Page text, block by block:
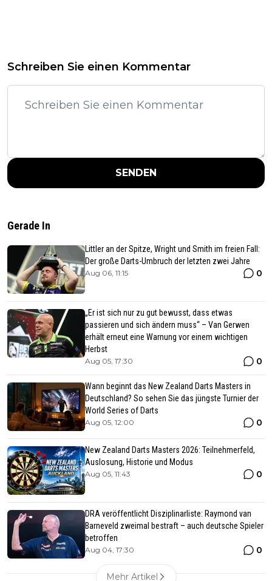
Schreiben Sie einen Kommentar
SENDEN
Gerade In
Littler an der Spitze, Wright und Smith im freien Fall:
Der große Darts-Umbruch der letzten zwei Jahre
Aug 06, 11:15 0
„Er ist sich nur zu gut bewusst, dass etwas
passieren und sich ändern muss“ – Van Gerwen
erhält erneut eine Warnung vor einem wichtigen
Herbst
Aug 05, 17:30 0
Wann beginnt das New Zealand Darts Masters in
Deutschland? So sehen Sie das jüngste Turnier der
World Series of Darts
Aug 05, 12:00 0
New Zealand Darts Masters 2026: Teilnehmerfeld,
Auslosung, Historie und Modus
Aug 05, 11:43 0
DRA veröffentlicht Disziplinarliste: Raymond van
Barneveld zweimal bestraft – auch deutsche Spieler
betroffen
Aug 04, 17:30 0
Mehr Artikel